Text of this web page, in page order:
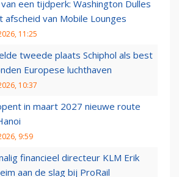
een tijdperk: Washington Dulles
afscheid van Mobile Lounges
11:25
tweede plaats Schiphol als best
Europese luchthaven
10:37
in maart 2027 nieuwe route
9:59
financieel directeur KLM Erik
aan de slag bij ProRail